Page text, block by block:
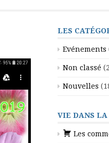
LES
Evénements
Non classé
Nouvelles
VIE DANS LA
Les